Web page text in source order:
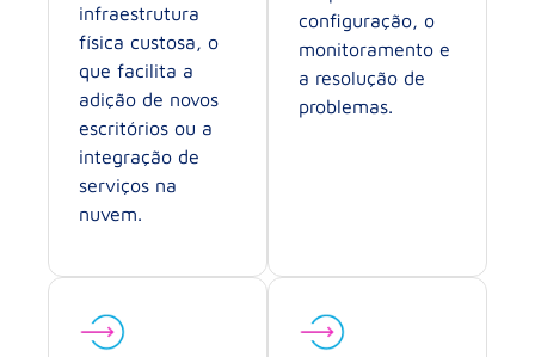
infraestrutura
física custosa, o
que facilita a
adição de novos
escritórios ou a
integração de
serviços na
nuvem.
configuração, o
monitoramento e
a resolução de
problemas.